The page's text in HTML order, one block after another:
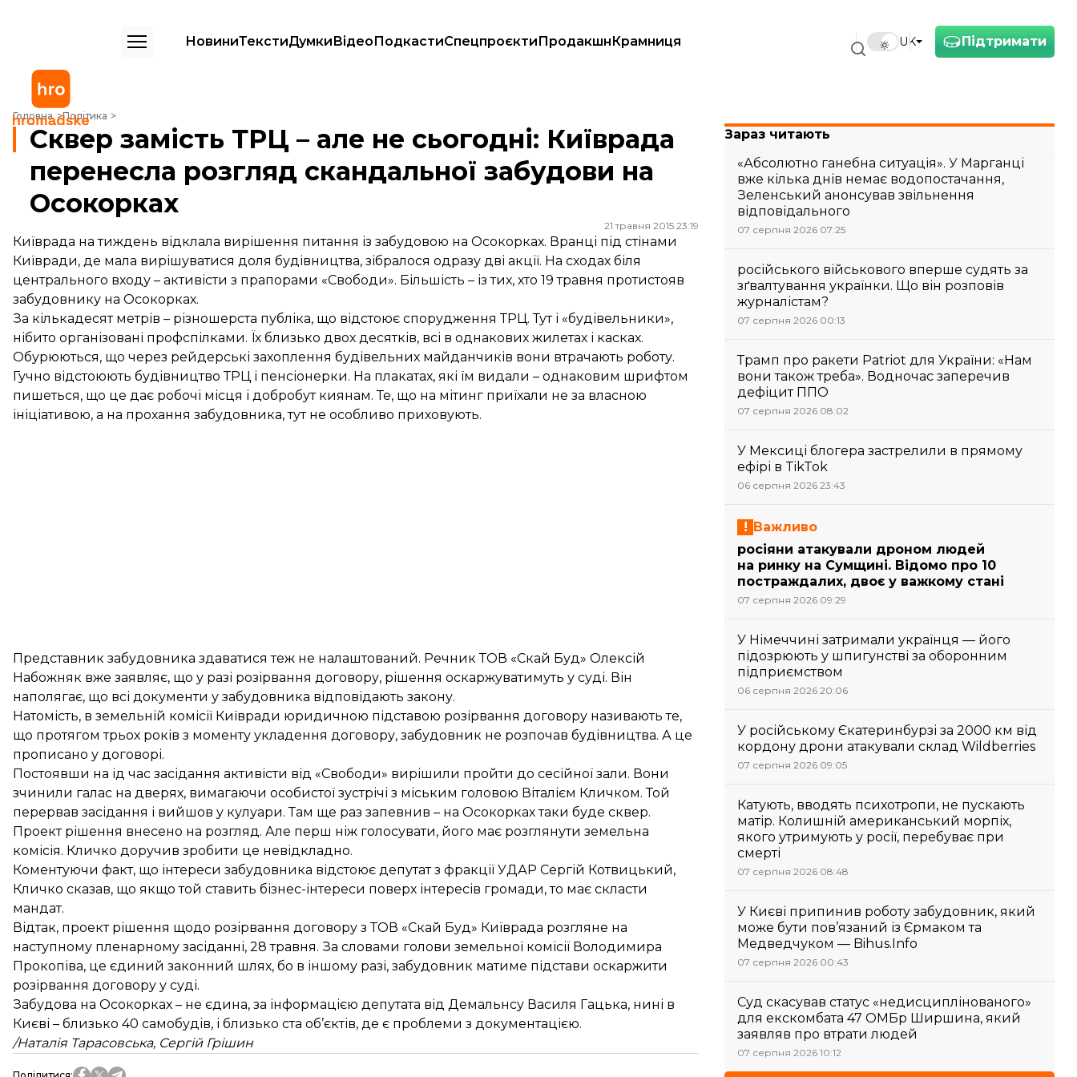
Підтримати
UK
НовиниТекстиДумкиВідеоПодкастиСпецпроєктиПродакшнКрамниця
Головна Політика
Сквер замість ТРЦ – але не сьогодні: Київрада перенесла розгляд скандальної забудови на Осокорках
Сквер замість ТРЦ – але не сьогодні: Київрада
перенесла розгляд скандальної забудови на
Осокорках
21 травня 2015 23:19
Київрада на тиждень відклала вирішення питання із забудовою на Осокорках. Вранці під стінами
Київради, де мала вирішуватися доля будівництва, зібралося одразу дві акції. На сходах біля
центрального входу – активісти з прапорами «Свободи». Більшість – із тих, хто 19 травня протистояв
забудовнику на Осокорках.
За кількадесят метрів – різношерста публіка, що відстоює спорудження ТРЦ. Тут і «будівельники»,
нібито організовані профспілками. Їх близько двох десятків, всі в однакових жилетах і касках.
Обурюються, що через рейдерські захоплення будівельних майданчиків вони втрачають роботу.
Гучно відстоюють будівництво ТРЦ і пенсіонерки. На плакатах, які їм видали – однаковим шрифтом
пишеться, що це дає робочі місця і добробут киянам. Те, що на мітинг приїхали не за власною
ініціативою, а на прохання забудовника, тут не особливо приховують.
Представник забудовника здаватися теж не налаштований. Речник ТОВ «Скай Буд» Олексій
Набожняк вже заявляє, що у разі розірвання договору, рішення оскаржуватимуть у суді. Він
наполягає, що всі документи у забудовника відповідають закону.
Натомість, в земельній комісії Київради юридичною підставою розірвання договору називають те,
що протягом трьох років з моменту укладення договору, забудовник не розпочав будівництва. А це
прописано у договорі.
Постоявши на ід час засідання активісти від «Свободи» вирішили пройти до сесійної зали. Вони
зчинили галас на дверях, вимагаючи особистої зустрічі з міським головою Віталієм Кличком. Той
перервав засідання і вийшов у кулуари. Там ще раз запевнив – на Осокорках таки буде сквер.
Проект рішення внесено на розгляд. Але перш ніж голосувати, його має розглянути земельна
комісія. Кличко доручив зробити це невідкладно.
Коментуючи факт, що інтереси забудовника відстоює депутат з фракції УДАР Сергій Котвицький,
Кличко сказав, що якщо той ставить бізнес-інтереси поверх інтересів громади, то має скласти
мандат.
Відтак, проект рішення щодо розірвання договору з ТОВ «Скай Буд» Київрада розгляне на
наступному пленарному засіданні, 28 травня. За словами голови земельної комісії Володимира
Прокопіва, це єдиний законний шлях, бо в іншому разі, забудовник матиме підстави оскаржити
розірвання договору у суді.
Забудова на Осокорках – не єдина, за інформацією депутата від Демальнсу Василя Гацька, нині в
Києві – близько 40 самобудів, і близько ста об’єктів, де є проблеми з документацією.
/Наталія Тарасовська, Сергій Грішин
Зараз читають
«Абсолютно ганебна ситуація». У Марганці
вже кілька днів немає водопостачання,
Зеленський анонсував звільнення
відповідального
07 серпня 2026 07:25
російського військового вперше судять за
зґвалтування українки. Що він розповів
журналістам?
07 серпня 2026 00:13
Трамп про ракети Patriot для України: «Нам
вони також треба». Водночас заперечив
дефіцит ППО
07 серпня 2026 08:02
У Мексиці блогера застрелили в прямому
ефірі в TikTok
06 серпня 2026 23:43
Важливо
росіяни атакували дроном людей
на ринку на Сумщині. Відомо про 10
постраждалих, двоє у важкому стані
07 серпня 2026 09:29
У Німеччині затримали українця — його
підозрюють у шпигунстві за оборонним
підприємством
06 серпня 2026 20:06
У російському Єкатеринбурзі за 2000 км від
кордону дрони атакували склад Wildberries
07 серпня 2026 09:05
Катують, вводять психотропи, не пускають
матір. Колишній американський морпіх,
якого утримують у росії, перебуває при
смерті
07 серпня 2026 08:48
У Києві припинив роботу забудовник, який
може бути пов’язаний із Єрмаком та
Медведчуком — Bihus.Info
07 серпня 2026 00:43
Суд скасував статус «недисциплінованого»
для екскомбата 47 ОМБр Ширшина, який
заявляв про втрати людей
07 серпня 2026 10:12